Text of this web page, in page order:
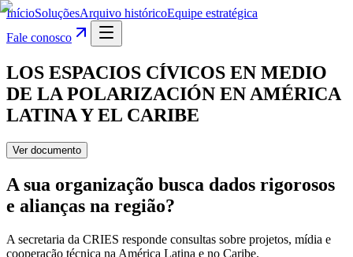
InícioSoluçõesArquivo históricoEquipe estratégica
Fale conosco
LOS ESPACIOS CÍVICOS EN MEDIO
DE LA POLARIZACIÓN EN AMÉRICA
LATINA Y EL CARIBE
Ver documento
A sua organização busca dados rigorosos
e alianças na região?
A secretaria da CRIES responde consultas sobre projetos, mídia e
cooperação técnica na América Latina e no Caribe.